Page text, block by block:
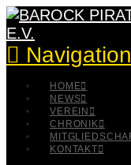
Navigation
HOME
NEWS
VEREIN
CHRONIK
KONTAKT